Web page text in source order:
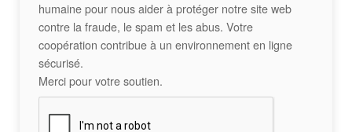
humaine pour nous aider à protéger notre site web
contre la fraude, le spam et les abus. Votre
coopération contribue à un environnement en ligne
sécurisé.
Merci pour votre soutien.